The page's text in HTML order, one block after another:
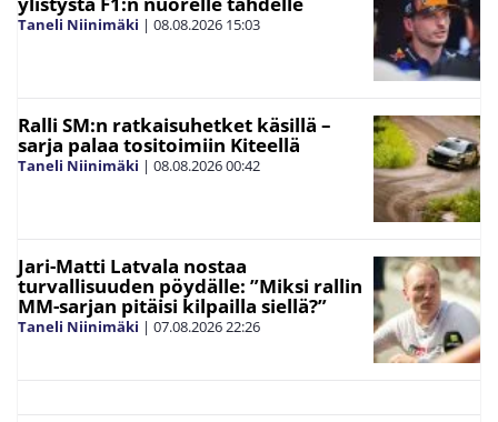
Taneli Niinimäki | 08.08.2026 15:03
Ralli SM:n ratkaisuhetket käsillä –
sarja palaa tositoimiin Kiteellä
Taneli Niinimäki | 08.08.202600:42
Jari-Matti Latvala nostaa
turvallisuuden pöydälle: ”Miksi rallin
MM-sarjan pitäisi kilpailla siellä?”
Taneli Niinimäki | 07.08.202622:26